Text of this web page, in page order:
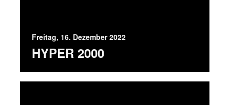
Freitag, 16. Dezember 2022
HYPER 2000